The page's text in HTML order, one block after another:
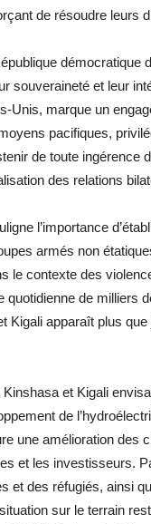
de résoudre leurs
démocratique
souveraineté et leur
Unis, marque un
pacifiques,
de toute ingérence
des relations
l’importance
armés non
le contexte des
de milliers
Kigali apparaît plus
et Kigali
de
une amélioration des
et les investisseurs.
et des réfugiés, ainsi
sur le terrain